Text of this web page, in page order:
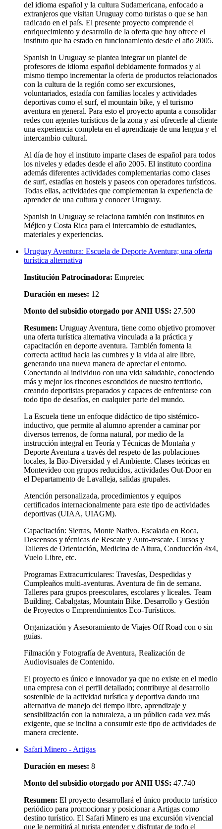
del idioma español y la cultura Sudamericana, enfocado a
extranjeros que visitan Uruguay como turistas o que se han
radicado en el país. El presente proyecto comprende el
enriquecimiento y desarrollo de la oferta que hoy ofrece el
instituto que ha estado en funcionamiento desde el año 2005.
Spanish in Uruguay se plantea integrar un plantel de
profesores de idioma español debidamente formados y al
mismo tiempo incrementar la oferta de productos relacionados
con la cultura de la región como ser excursiones,
voluntariados, estadía con familias locales y actividades
deportivas como el surf, el mountain bike, y el turismo
aventura en general. Para esto el proyecto apunta a consolidar
redes con agentes turísticos de la zona y así ofrecerle al cliente
una experiencia completa en el aprendizaje de una lengua y el
intercambio cultural.
Al día de hoy el instituto imparte clases de español para todos
los niveles y edades desde el año 2005. El instituto coordina
además diferentes actividades complementarias como clases
de surf, estadías en hostels y paseos con operadores turísticos.
Todas ellas, actividades que complementan la experiencia de
aprender de una cultura y conocer Uruguay.
Spanish in Uruguay se relaciona también con institutos en
Méjico y Costa Rica para el intercambio de estudiantes,
materiales y experiencias.
Uruguay Aventura: Escuela de Deporte Aventura; una oferta
turística alternativa
Institución Patrocinadora: Empretec
Duración en meses: 12
Monto del subsidio otorgado por ANII U$S: 27.500
Resumen: Uruguay Aventura, tiene como objetivo promover
una oferta turística alternativa vinculada a la práctica y
capacitación en deporte aventura. También fomenta la
correcta actitud hacia las cumbres y la vida al aire libre,
generando una nueva manera de apreciar el entorno.
Conectando al individuo con una vida saludable, conociendo
más y mejor los rincones escondidos de nuestro territorio,
creando deportistas preparados y capaces de enfrentarse con
todo tipo de desafíos, en cualquier parte del mundo.
La Escuela tiene un enfoque didáctico de tipo sistémico‐
inductivo, que permite al alumno aprender a caminar por
diversos terrenos, de forma natural, por medio de la
instrucción integral en Teoría y Técnicas de Montaña y
Deporte Aventura a través del respeto de las poblaciones
locales, la Bio‐Diversidad y el Ambiente. Clases teóricas en
Montevideo con grupos reducidos, actividades Out‐Door en
el Departamento de Lavalleja, salidas grupales.
Atención personalizada, procedimientos y equipos
certificados internacionalmente para este tipo de actividades
deportivas (UIAA, UIAGM).
Capacitación: Sierras, Monte Nativo. Escalada en Roca,
Descensos y técnicas de Rescate y Auto‐rescate. Cursos y
Talleres de Orientación, Medicina de Altura, Conducción 4x4,
Vuelo Libre, etc.
Programas Extracurriculares: Travesías, Despedidas y
Cumpleaños multi‐aventuras. Aventura de fin de semana.
Talleres para grupos preescolares, escolares y liceales. Team
Building. Cabalgatas, Mountain Bike. Desarrollo y Gestión
de Proyectos o Emprendimientos Eco‐Turísticos.
Organización y Asesoramiento de Viajes Off Road con o sin
guías.
Filmación y Fotografía de Aventura, Realización de
Audiovisuales de Contenido.
El proyecto es único e innovador ya que no existe en el medio
una empresa con el perfil detallado; contribuye al desarrollo
sostenible de la actividad turística y deportiva dando una
alternativa de manejo del tiempo libre, aprendizaje y
sensibilización con la naturaleza, a un público cada vez más
exigente, que se inclina a consumir este tipo de actividades de
manera creciente.
Safari Minero ‐ Artigas
Duración en meses: 8
Monto del subsidio otorgado por ANII U$S: 47.740
Resumen: El proyecto desarrollará el único producto turístico
periódico para promocionar y posicionar a Artigas como
destino turístico. El Safari Minero es una excursión vivencial
que le permitirá al turista entender y disfrutar de todo el